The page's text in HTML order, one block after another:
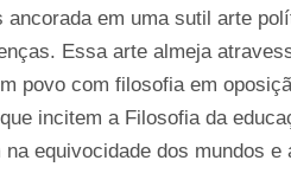
ancorada em uma sutil arte
Essa arte almeja
povo com filosofia em
incitem a Filosofia da
equivocidade dos mundos e